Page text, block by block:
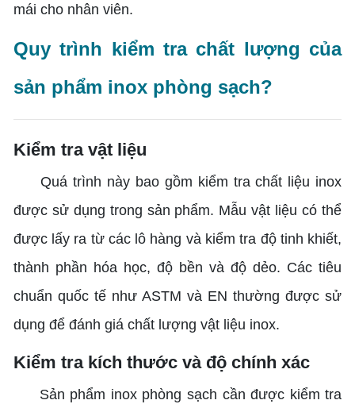
mái cho nhân viên.
Quy trình kiểm tra chất lượng của
sản phẩm inox phòng sạch?
Kiểm tra vật liệu
Quá trình này bao gồm kiểm tra chất liệu inox
được sử dụng trong sản phẩm. Mẫu vật liệu có thể
được lấy ra từ các lô hàng và kiểm tra độ tinh khiết,
thành phần hóa học, độ bền và độ dẻo. Các tiêu
chuẩn quốc tế như ASTM và EN thường được sử
dụng để đánh giá chất lượng vật liệu inox.
Kiểm tra kích thước và độ chính xác
Sản phẩm inox phòng sạch cần được kiểm tra